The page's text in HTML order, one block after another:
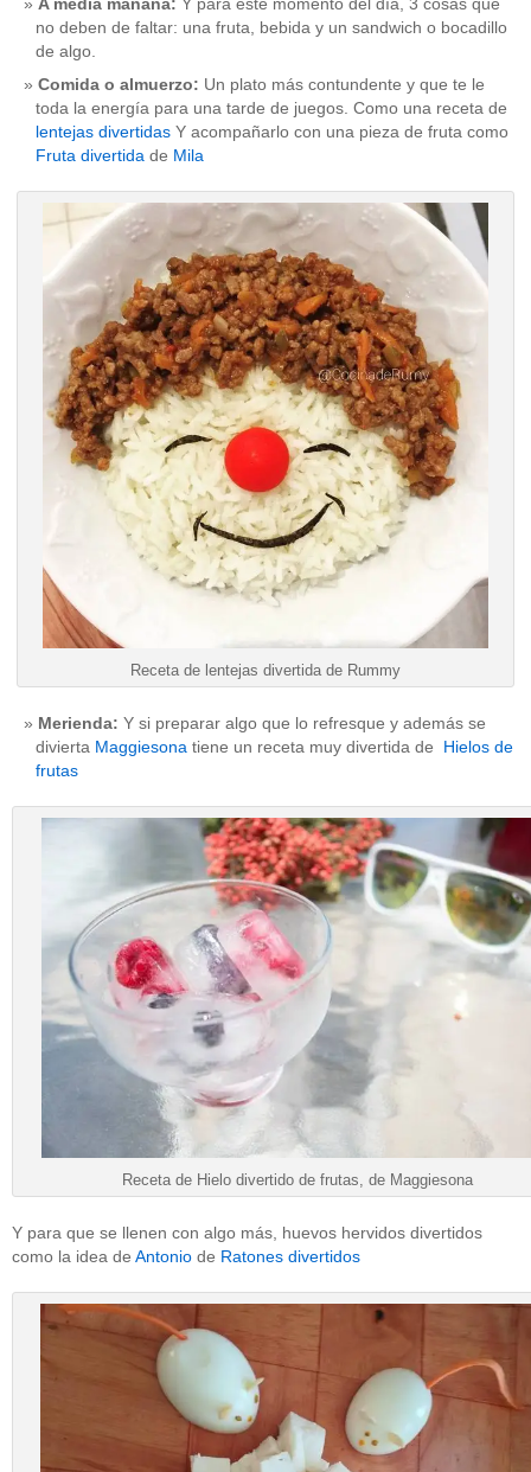
no deben de faltar: una fruta, bebida y un sandwich o bocadillo
de algo.
Comida o almuerzo: Un plato más contundente y que te le
toda la energía para una tarde de juegos. Como una receta de
lentejas divertidas Y acompañarlo con una pieza de fruta como
Fruta divertida de Mila
Receta de lentejas divertida de Rummy
Merienda: Y si preparar algo que lo refresque y además se
divierta Maggiesona tiene un receta muy divertida de Hielos de
frutas
Receta de Hielo divertido de frutas, de Maggiesona
Y para que se llenen con algo más, huevos hervidos divertidos
como la idea de Antonio de Ratones divertidos